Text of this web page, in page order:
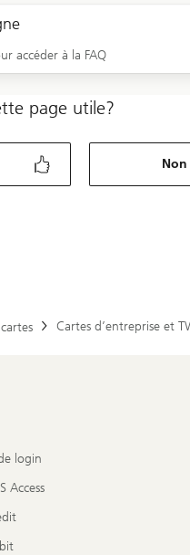
accéder à la FAQ
page utile?
Non
Cartes d’entreprise et
login
Access